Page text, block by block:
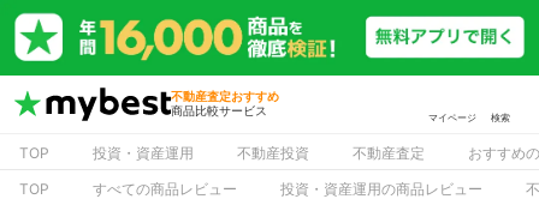
不動産査定おすすめ
商品比較サービス
マイページ 検索
TOP 投資・資産運用 不動産投資 不動産査定
おすすめ
TOP
すべての商品レビュー 投資・資産運用の商品レビュー